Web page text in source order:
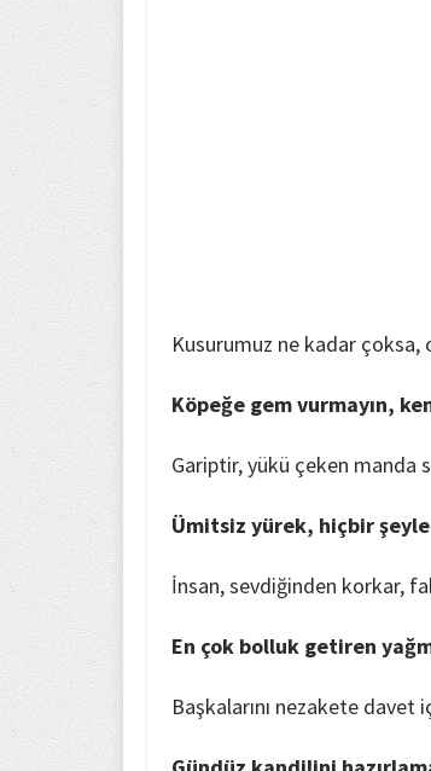
Kusurumuz ne kadar çoksa,
Köpeğe gem vurmayın,
Gariptir, yükü çeken manda
Ümitsiz yürek, hiçbir
İnsan, sevdiğinden korkar,
En çok bolluk getiren
Başkalarını nezakete davet